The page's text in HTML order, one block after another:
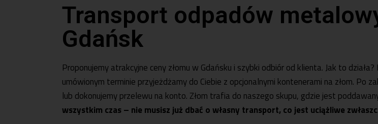
Transport odpadów
Gdańsk
Proponujemy atrakcyjne ceny złomu w Gdańsku i szybki odbiór od klienta. Jak to
umówionym terminie przyjeżdżamy do Ciebie z opcjonalnymi kontenerami na złom.
lub dokonujemy przelewu na konto. Złom trafia do naszego skupu, gdzie jest
wszystkim czas – nie musisz już dbać o własny transport, co jest uciążliwe